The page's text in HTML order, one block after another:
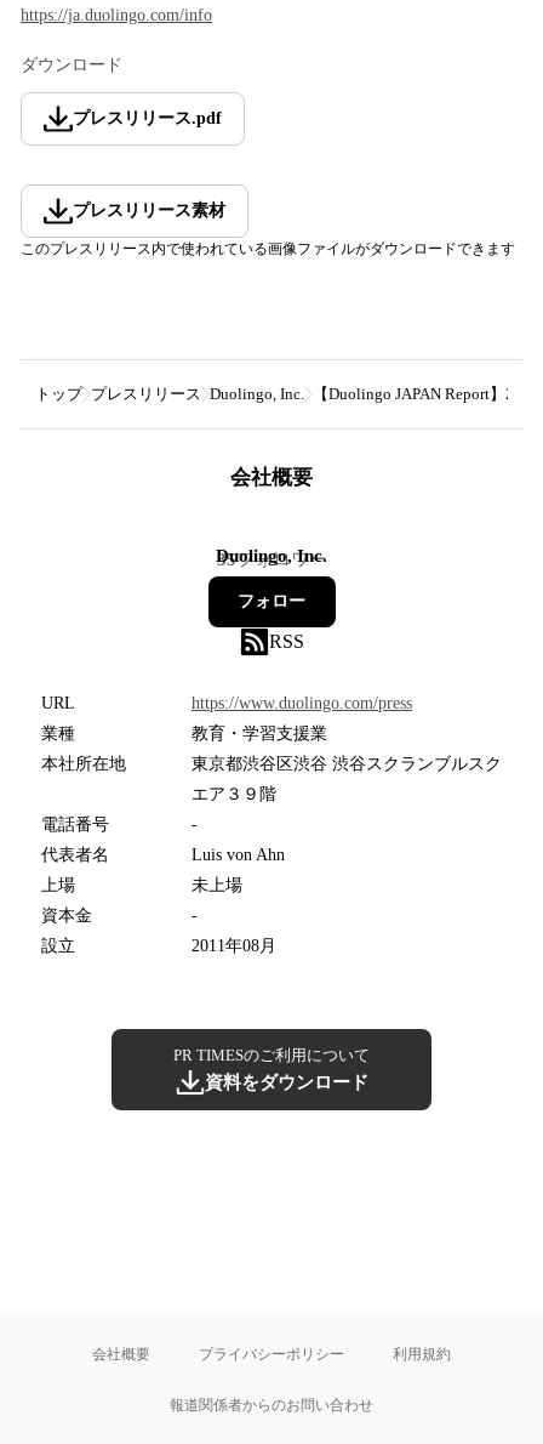
https://ja.duolingo.com/info
ダウンロード
プレスリリース.pdf
プレスリリース素材
このプレスリリース内で使われている画像ファイルがダウンロードできます
トップ プレスリリース Duolingo, Inc. 【Duolingo JAPAN Report】
会社概要
Duolingo, Inc.
35フォロワー
フォロー
RSS
URL
https://www.duolingo.com/press
業種
教育・学習支援業
本社所在地
東京都渋谷区渋谷 渋谷スクランブルスク
エア３９階
電話番号
-
代表者名
Luis von Ahn
上場
未上場
資本金
-
設立
2011年08月
PR TIMESのご利用について
資料をダウンロード
会社概要 プライバシーポリシー 利用規約
報道関係者からのお問い合わせ